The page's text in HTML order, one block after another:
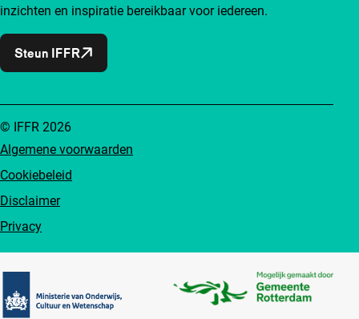
inzichten en inspiratie bereikbaar voor iedereen.
Steun IFFR
Algemene voorwaarden
Cookiebeleid
Disclaimer
Privacy
© IFFR 2026